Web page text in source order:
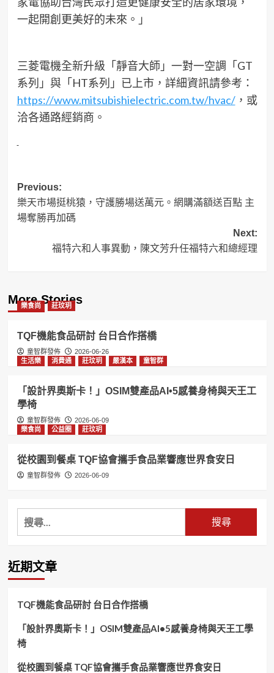
一起開創更美好的未來。」
三菱電機全新升級「靜音大師」一對一空調「GT
系列」與「HT系列」已上市，詳細資訊請參考：
https://www.mitsubishielectric.com.tw/hvac/，或
洽各通路經銷商。
Post
navigation
Previous:
樂天市場挺桃猿，守護勝場送萬元。網購滿額送百點 主
場奪勝再加碼
Next:
福特六和人事異動，陳文芳升任福特六和總經理
More Stories
樂食尚 莊玟玥
TQF機能食品研討 台日合作搭橋
童智群發佈
2026-06-26
生活樂
消費通 莊玟玥 嚴漢本 童智群
「設計界奧斯卡！」OSIM雙產品AI•5感養身椅與天王工
學椅
童智群發佈
2026-06-09
樂食尚
公益圈 莊玟玥
從校園到餐桌 TQF協會攜手食品業響應世界食安日
童智群發佈 2026-06-09
搜
尋
鍵
字:
近期文章
TQF機能食品研討 台日合作搭橋
「設計界奧斯卡！」OSIM雙產品AI•5感養身椅與天王工學
椅
從校園到餐桌 TQF協會攜手食品業響應世界食安日